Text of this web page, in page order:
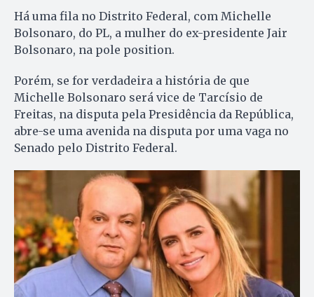
Há uma fila no Distrito Federal, com Michelle
Bolsonaro, do PL, a mulher do ex-presidente Jair
Bolsonaro, na pole position.
Porém, se for verdadeira a história de que
Michelle Bolsonaro será vice de Tarcísio de
Freitas, na disputa pela Presidência da República,
abre-se uma avenida na disputa por uma vaga no
Senado pelo Distrito Federal.